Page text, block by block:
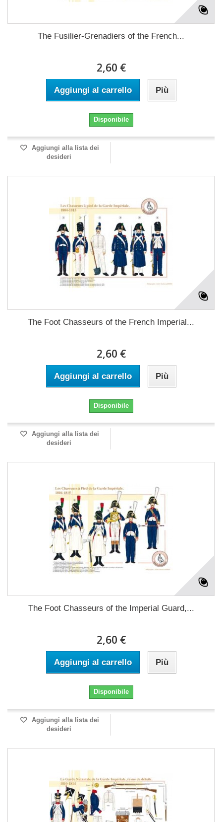
The Fusilier-Grenadiers of the French...
2,60 €
Aggiungi al carrello Più
Disponibile
Aggiungi alla lista dei
desideri
The Foot Chasseurs of the French Imperial...
2,60 €
Aggiungi al carrello Più
Disponibile
Aggiungi alla lista dei
desideri
The Foot Chasseurs of the Imperial Guard,...
2,60 €
Aggiungi al carrello Più
Disponibile
Aggiungi alla lista dei
desideri